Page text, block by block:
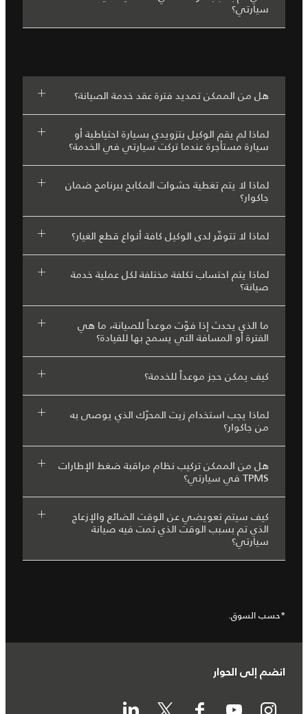
سيارتي؟
هل من الممكن تمديد فترة عقد خدمة الصيانة؟
لماذا لم يقم الوكيل بتزويدي بسيارة احتياطية أو
سيارة مستأجرة عندما تركت سيارتي في الخدمة؟
لماذا لا يتم تغطية حشوات المكابح ببرنامج ضمان
جاكوار؟
لماذا لا تتوفّر لدى الوكيل كافة أنواع قطع الغيار؟
لماذا يتم احتساب تكلفة مختلفة لكل عملية خدمة
صيانة؟
ما الذي يحدث إذا فوّت موعداً للصيانة، ما هي
الفترة أو المسافة التي يسمح بها للقيادة؟
كيف يمكن حجز موعداً للخدمة؟
لماذا يجب استخدام زيت المحرّك الذي يوصى به
من جاكوار؟
هل من الممكن تركيب نظام مراقبة ضغط الإطارات
TPMS في سيارتي؟
كيف سيتم تعويضي عن الوقت الضائع والإزعاج
الذي تم بسبب الوقت الذي تمت فيه صيانة
سيارتي؟
*حسب السوق.
انضم إلى الحوار